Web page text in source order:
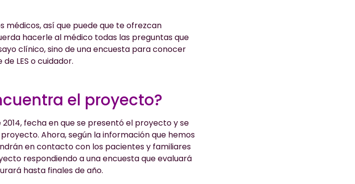
médicos, así que puede que te ofrezcan
hacerle al médico todas las preguntas que
clínico, sino de una encuesta para conocer
LES o cuidador.
el proyecto?
fecha en que se presentó el proyecto y se
Ahora, según la información que hemos
en contacto con los pacientes y familiares
respondiendo a una encuesta que evaluará
hasta finales de año.